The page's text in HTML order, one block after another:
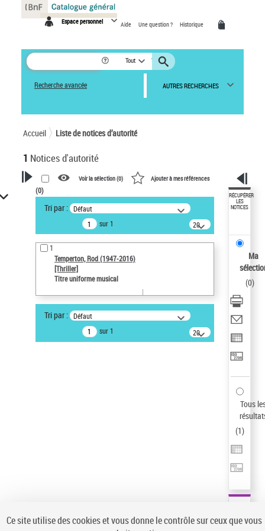
Espace personnel Aide Une question ? Historique
Tout
Recherche avancée AUTRES RECHERCHES
Accueil Liste de notices d’autorité
1 Notices d'autorité
VOTRE RECHERCHE
Recherche avancée dans les
notices d’autorité
Œuvres liées à l'auteur :
Temperton, Rod (1947-2016)
Type de notice d'autorité
Voir la sélection (0) Ajouter à mes références
(0)
Tri par : Défaut
sur 1
20
résultats/page
1
Temperton, Rod (1947-2016)
[Thriller]
Titre uniforme musical
Tri par : Défaut
sur 1
20
résultats/page
RÉCUPÉRER
LES
NOTICES
Ma
(0)
Tous
(1)
Panneau de gestion des cookies
Ce site utilise des cookies et vous donne le contrôle sur ceux que vous